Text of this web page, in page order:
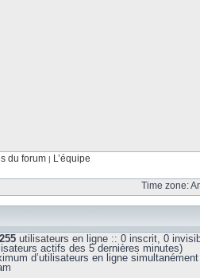
du forum | L’équipe
Time zone:
255 utilisateurs en ligne :: 0 inscrit, 0
actifs des 5 dernières minutes)
d’utilisateurs en ligne